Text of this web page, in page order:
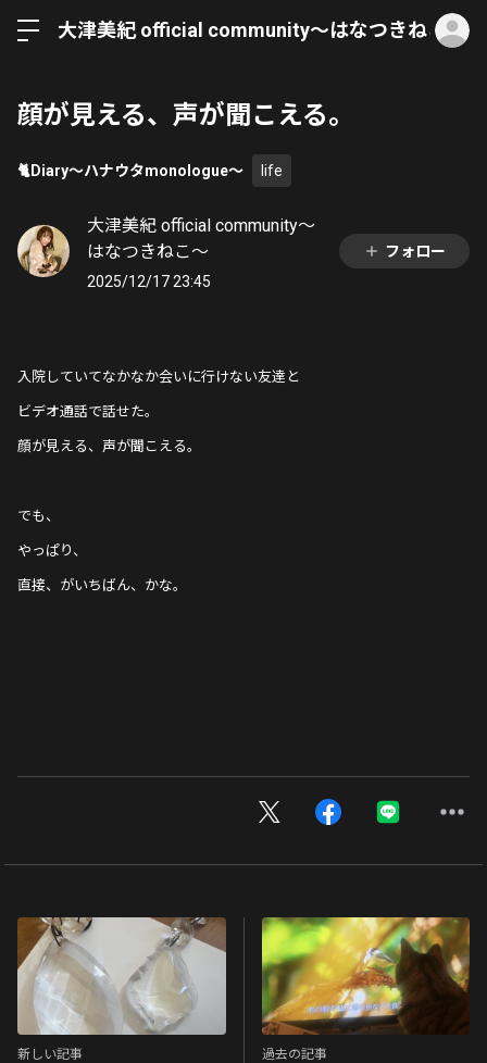
大津美紀 official community〜はなつきねこ〜
顔が見える、声が聞こえる。
🐈Diary〜ハナウタmonologue〜 life
大津美紀 official community〜
はなつきねこ〜
2025/12/17 23:45
フォロー
入院していてなかなか会いに行けない友達と
ビデオ通話で話せた。
顔が見える、声が聞こえる。
でも、
やっぱり、
直接、がいちばん、かな。
新しい記事 過去の記事